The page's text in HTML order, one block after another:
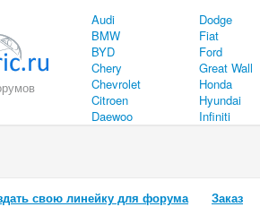
Audi
BMW
BYD
Chery
Chevrolet
Citroen
Daewoo
Dodge
Fiat
Ford
Great Wall
Honda
Hyundai
Infiniti
свою линейку для форума Заказ